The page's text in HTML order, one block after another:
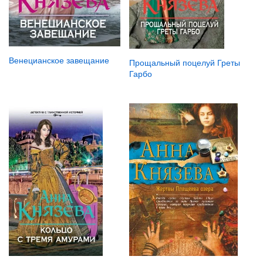
Венецианское завещание
Прощальный поцелуй Греты
Гарбо